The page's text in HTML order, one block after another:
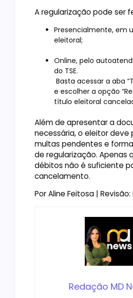
A regularização pode ser
Presencialmente, em
eleitoral;
Online, pelo
do TSE.
Basta acessar a aba
e escolher a opção
título eleitoral
Além de apresentar a
necessária, o eleitor deve
multas pendentes e
de regularização. Apenas
débitos não é suficiente
cancelamento.
Por Aline Feitosa |
Redação MD